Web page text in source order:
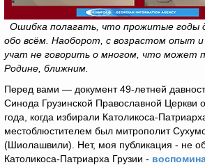
Ошибка полагать, что прожитые годы
обо всём. Наоборот, с возрастом опыт
учат не говорить о многом, что может
Родине, ближним.
Перед вами — документ 49-летней
Синода Грузинской Православной Церкви
года, когда избирали Католикоса-
местоблюстителем был митрополит
(Шиолашвили). Нет, моя публикация - не
Католикоса-Патриарха Грузии -